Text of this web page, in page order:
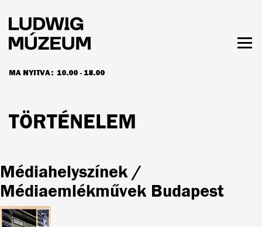
tartalomra
MA NYITVA: 10.00 - 18.00
NYITVATARTÁS ÉS JEGYÁRAK
TÖRTÉNELEM
Médiahelyszínek /
Médiaemlékművek Budapest